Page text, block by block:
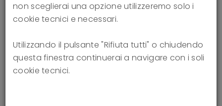
30-09-2017
non sceglierai una opzione utilizzeremo solo i
cookie tecnici e necessari.
Utilizzando il pulsante "Rifiuta tutti" o chiudendo
questa finestra continuerai a navigare con i soli
cookie tecnici.